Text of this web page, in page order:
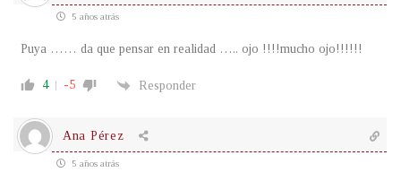
5 años atrás
Puya …… da que pensar en realidad ….. ojo !!!!mucho ojo!!!!!!
4 -5 Responder
Ana Pérez
5 años atrás